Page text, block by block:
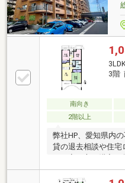
3階
南向き
2階以上
弊社HP、愛知県内
貸の退去相談や住宅
お家購入の方等は
ば、頭金、自己資